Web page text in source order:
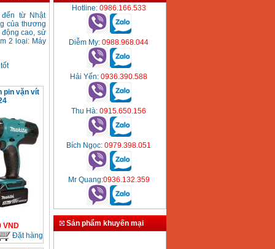
từ Nhật
của thương
cao, sử
2 loại: Máy
pin vặn vít
VND
Đặt hàng
Hotline: 0986.166.533
Diễm My: 0988.968.044
Hải Yến: 0936.390.588
Thu Hà: 0915.650.156
Bích Ngọc: 0979.398.051
Mr Quang:0936.132.359
Sản phẩm khuyến mại